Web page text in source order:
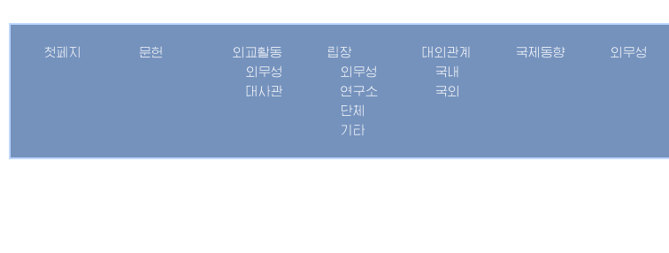
첫페지 문헌
외교활동
외무성
대사관
립장
외무성
연구소
단체
기타
대외관계
국내
국외
국제동향 외무성